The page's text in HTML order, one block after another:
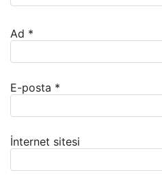
Ad *
E-posta *
İnternet sitesi